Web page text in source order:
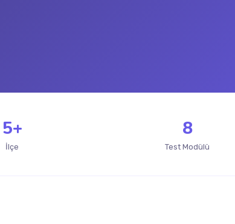
5+
İlçe
8
Test Modülü